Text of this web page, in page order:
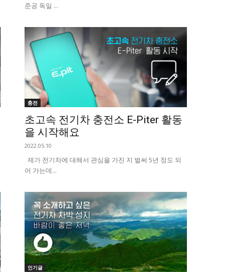
준공 독일 ...
충전
초고속 전기차 충전소 E-Piter 활동
을 시작해요
2022.05.10
제가 전기차에 대해서 관심을 가진 지 벌써 5년 정도 되
어 가는데...
인기글